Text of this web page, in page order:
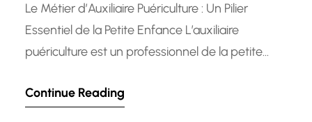
Le Métier d’Auxiliaire Puériculture : Un Pilier
Essentiel de la Petite Enfance L’auxiliaire
puériculture est un professionnel de la petite
et le développement des jeunes enfants.
Continue Reading